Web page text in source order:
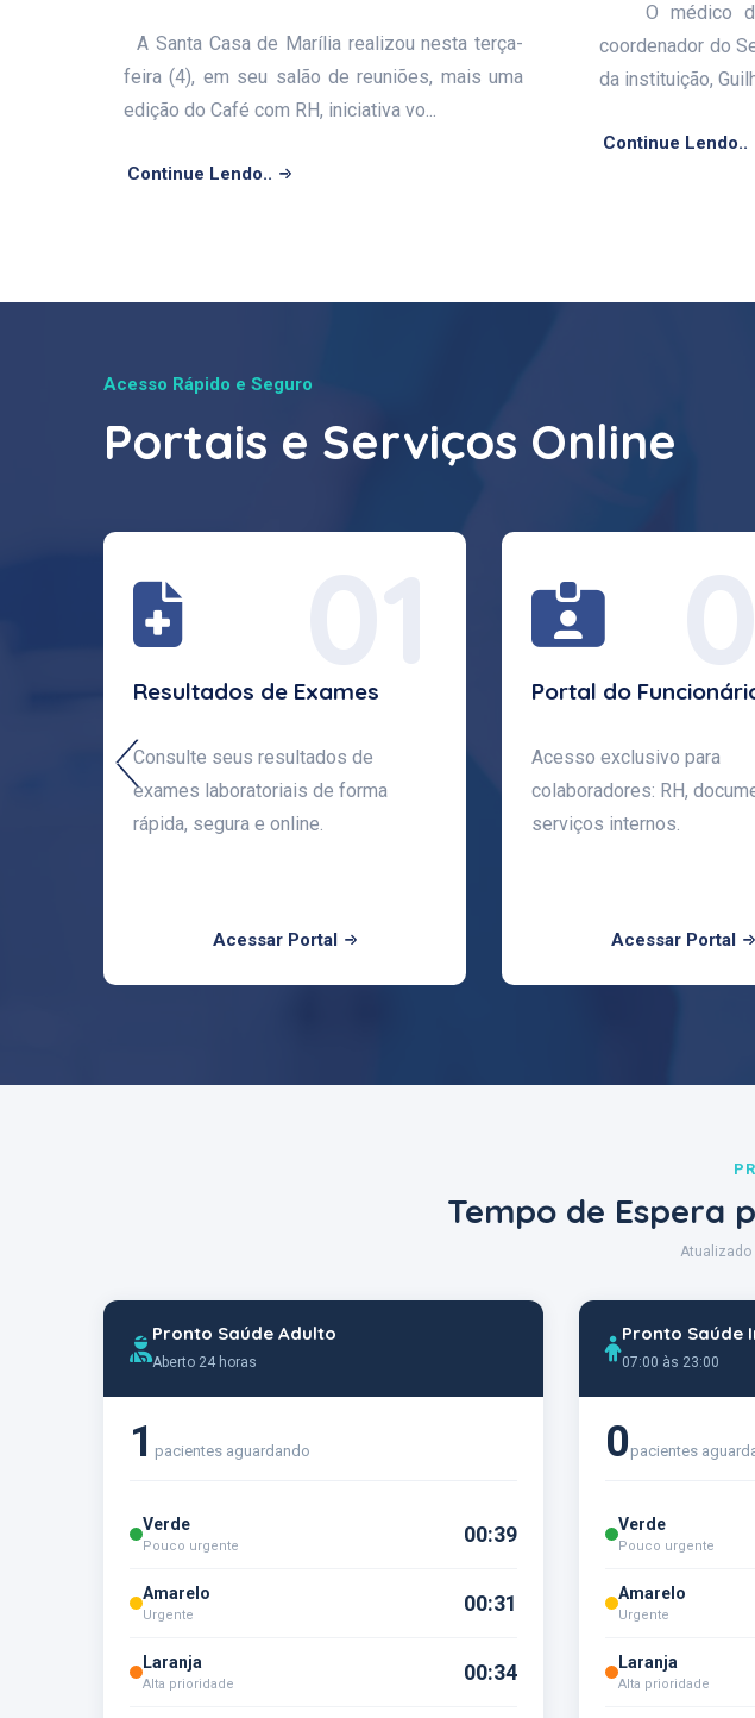
A Santa Casa de Marília realizou nesta terça-
feira (4), em seu salão de reuniões, mais uma
edição do Café com RH, iniciativa vo...
Continue Lendo..
O médico da
coordenador do
da instituição,
Continue Lendo..
Acesso Rápido e Seguro
Portais e Serviços Online
Resultados de Exames
Consulte seus resultados de
exames laboratoriais de forma
rápida, segura e online.
Acessar Portal
Portal do
Acesso exclusivo para
colaboradores: RH,
serviços internos.
Acessar Portal
Tempo de Espera
Pronto Saúde Adulto
Aberto 24 horas
1 pacientes aguardando
Verde
Pouco urgente 00:39
Amarelo
Urgente 00:31
Laranja
Alta prioridade 00:34
Pronto Saúde
07:00 às 23:00
0 pacientes
Verde
Pouco urgente
Amarelo
Urgente
Laranja
Alta prioridade